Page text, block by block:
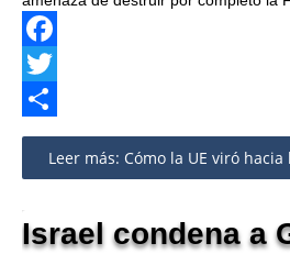
Facebook
Twitter
Share
Leer más: Cómo la UE viró
Israel condena a